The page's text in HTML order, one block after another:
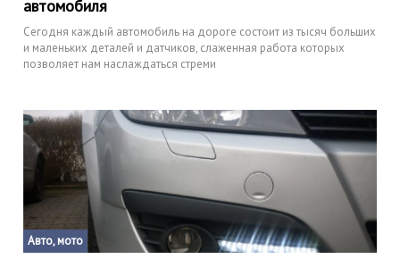
автомобиля
Сегодня каждый автомобиль на дороге состоит из тысяч больших
и маленьких деталей и датчиков, слаженная работа которых
позволяет нам наслаждаться стреми
Авто, мото